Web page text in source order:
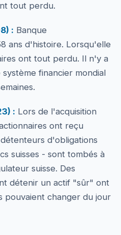
tout perdu.
: Banque
ans d'histoire. Lorsqu'elle
ont tout perdu. Il n'y a
financier mondial
: Lors de l'acquisition
ont reçu
d'obligations
suisses - sont tombés à
suisse. Des
détenir un actif "sûr" ont
pouvaient changer du jour